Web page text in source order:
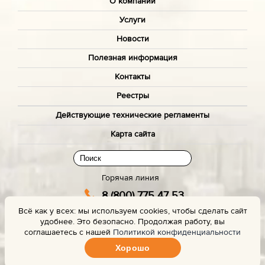
Услуги
Новости
Полезная информация
Контакты
Реестры
Действующие технические регламенты
Карта сайта
Горячая линия
8 (800) 775 47 53
(звонок бесплатный)
Заказать звонок с сайта
Задать вопрос эксперту
Всё как у всех: мы используем cookies, чтобы сделать сайт
удобнее. Это безопасно. Продолжая работу, вы
соглашаетесь с нашей Политикой конфиденциальности
Хорошо